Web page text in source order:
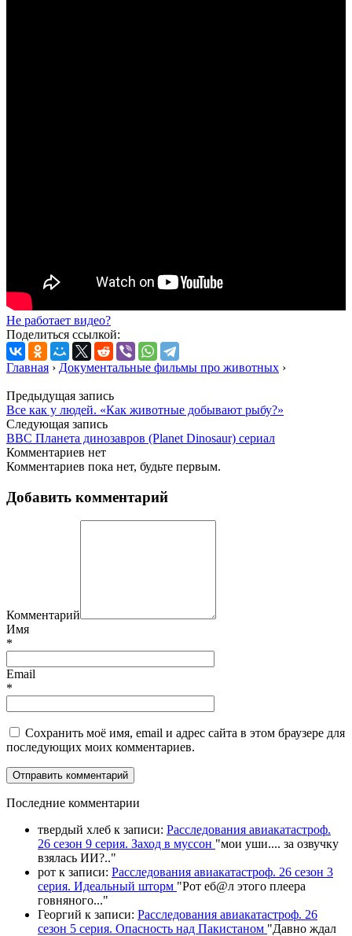
Не работает видео?
Поделиться ссылкой:
Главная › Документальные фильмы про животных ›
Предыдущая запись
Все как у людей. «Как животные добывают рыбу?»
Следующая запись
BBC Планета динозавров (Planet Dinosaur) сериал
Комментариев нет
Комментариев пока нет, будьте первым.
Добавить комментарий
Комментарий
Имя
*
Email
*
Сохранить моё имя, email и адрес сайта в этом браузере для
последующих моих комментариев.
Последние комментарии
твердый хлеб к записи: Расследования авиакатастроф.
26 сезон 9 серия. Заход в муссон "мои уши.... за озвучку
взялась ИИ?.."
рот к записи: Расследования авиакатастроф. 26 сезон 3
серия. Идеальный шторм "Рот еб@л этого плеера
говняного..."
Георгий к записи: Расследования авиакатастроф. 26
сезон 5 серия. Опасность над Пакистаном "Давно ждал